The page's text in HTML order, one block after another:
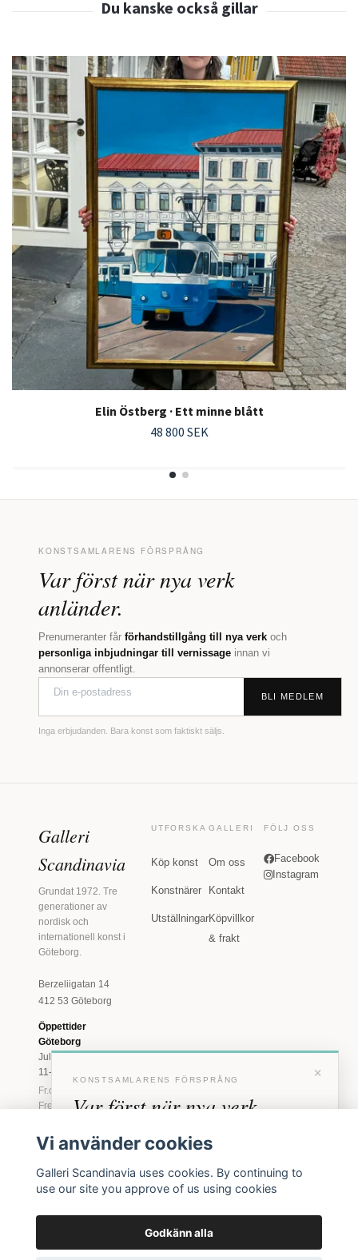
Elin Östberg · Ett minne blått
48 800 SEK
KONSTSAMLARENS FÖRSPRÅNG
Var först när nya verk
anländer.
Prenumeranter får förhandstillgång till nya verk och
personliga inbjudningar till vernissage innan vi
annonserar offentligt.
BLI MEDLEM
Inga erbjudanden. Bara konst som faktiskt säljs.
Galleri
Scandinavia
Grundat 1972. Tre
generationer av
nordisk och
internationell konst i
Göteborg.
Berzeliigatan 14
412 53 Göteborg
Öppettider
Göteborg
Juli: Tis 11-18 · Lör
11-16
Fr.o.m. augusti: Tis-
Fre 11-18 · Lör 11-
Marstrand
2026
Tis-Fre 11-18 ·
UTFORSKA
Köp konst
Konstnärer
Utställningar
GALLERI
Om oss
Kontakt
Köpvillkor
& frakt
FÖLJ OSS
Facebook
Instagram
×
KONSTSAMLARENS FÖRSPRÅNG
Var först när nya verk
anländer
inbjudningar till vernissage, innan vi annonserar
offentligt.
Vi använder cookies
Galleri Scandinavia uses cookies. By continuing to
use our site you approve of us using cookies
Godkänn alla